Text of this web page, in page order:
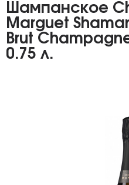
Шампанское
Marguet
Brut
0.75 л.